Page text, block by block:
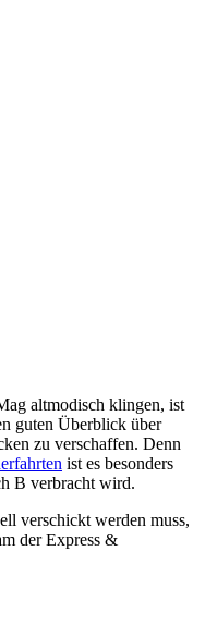
altmodisch klingen, ist
guten Überblick über
zu verschaffen. Denn
ist es besonders
B verbracht wird.
verschickt werden muss,
der Express &